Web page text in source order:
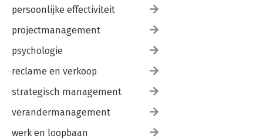
persoonlijke effectiviteit
projectmanagement
psychologie
reclame en verkoop
strategisch management
verandermanagement
werk en loopbaan